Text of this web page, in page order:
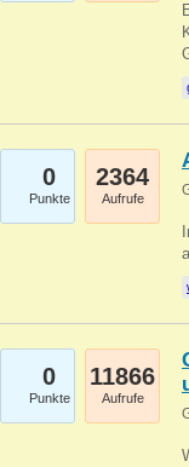
0
Punkte
2364
Aufrufe
0
Punkte
11866
Aufrufe